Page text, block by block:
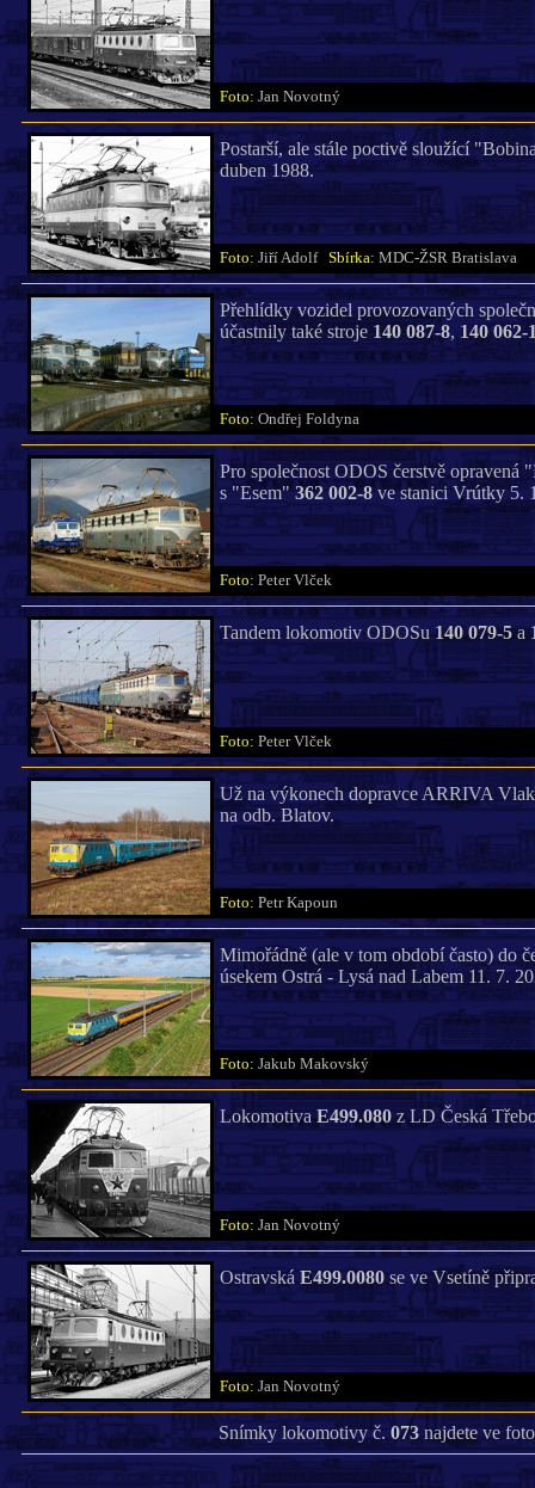
Foto: Jan Novotný
Postarší, ale stále poctivě sloužící
duben 1988.
Foto: Jiří Adolf Sbírka: MDC-ŽSR Bratislava
Přehlídky vozidel provozovaných
účastnily také stroje 140 087-8, 140 062-
Foto: Ondřej Foldyna
Pro společnost ODOS čerstvě opravená
s "Esem"362 002-8ve stanici Vrútky 5.
Foto: Peter Vlček
Tandem lokomotiv ODOSu140 079-5a
Foto: Peter Vlček
Už na výkonech dopravce ARRIVA
na odb. Blatov.
Foto: Petr Kapoun
Mimořádně (ale v tom období často) do
úsekem Ostrá - Lysá nad Labem 11. 7.
Foto: Jakub Makovský
LokomotivaE499.080z LD Česká
Foto: Jan Novotný
Ostravská E499.0080se ve Vsetíně
Foto: Jan Novotný
Snímky lokomotivy č. 073 najdete ve